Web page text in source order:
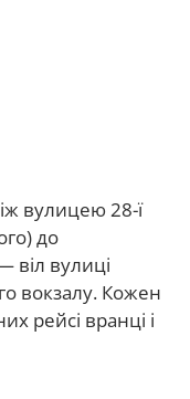
вулицею 28-ї
до
віл вулиці
вокзалу. Кожен
рейсі вранці і